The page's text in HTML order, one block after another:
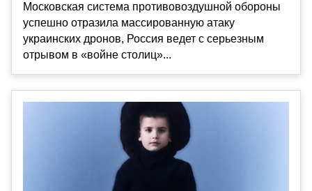
Московская система противовоздушной обороны
успешно отразила массированную атаку
украинских дронов, Россия ведет с серьезным
отрывом в «войне столиц»...